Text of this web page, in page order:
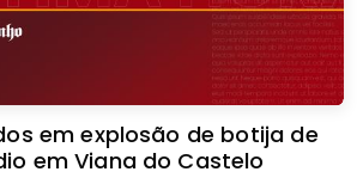
em explosão de botija de
em Viana do Castelo